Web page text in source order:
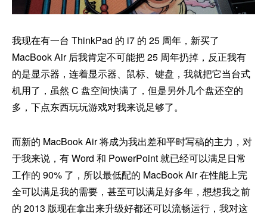
我现在有一台 ThinkPad 的 i7 的 25 周年，新买了
MacBook Air 后我肯定不可能把 25 周年扔掉，反正我有
的是显示器，连着显示器、鼠标、键盘，我就把它当台式
机用了，虽然 C 盘空间快满了，但是另外几个盘还空的
多，下点东西玩玩游戏对我来说足够了。
而新的 MacBook Air 将成为我出差和平时写稿的主力，对
于我来说，有 Word 和 PowerPoint 就已经可以满足日常
工作的 90% 了，所以最低配的 MacBook Air 在性能上完
全可以满足我的需要，甚至可以满足好多年，想想我之前
的 2013 版现在拿出来升级好都还可以流畅运行，我对这